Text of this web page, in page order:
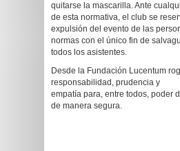
quitarse la mascarilla. Ante
de esta normativa, el club se
expulsión del evento de las
normas con el único fin de
todos los asistentes.
Desde la Fundación Lucentum
responsabilidad, prudencia y
empatía para, entre todos, poder
de manera segura.